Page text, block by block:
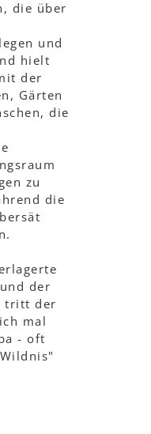
die über
und
hielt
der
Gärten
die
zu
die
der
tritt der
mal
- oft